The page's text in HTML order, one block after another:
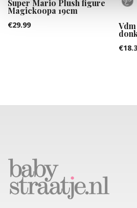
Super Mario Plush figure
Magickoopa 19cm
€29.99
€